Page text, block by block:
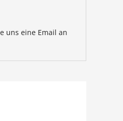
uns eine Email an